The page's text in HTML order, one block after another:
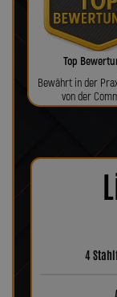
Top
Bewährt in der
von der
4